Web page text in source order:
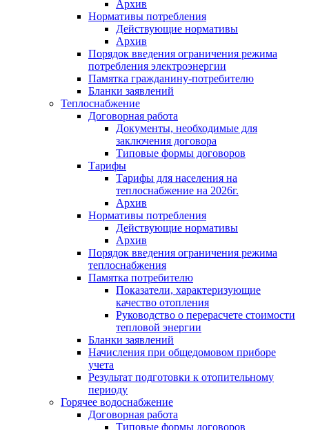
Архив
Нормативы потребления
Действующие нормативы
Архив
Порядок введения ограничения режима
потребления электроэнергии
Памятка гражданину-потребителю
Бланки заявлений
Теплоснабжение
Договорная работа
Документы, необходимые для
заключения договора
Типовые формы договоров
Тарифы
Тарифы для населения на
теплоснабжение на 2026г.
Архив
Нормативы потребления
Действующие нормативы
Архив
Порядок введения ограничения режима
теплоснабжения
Памятка потребителю
Показатели, характеризующие
качество отопления
Руководство о перерасчете стоимости
тепловой энергии
Бланки заявлений
Начисления при общедомовом приборе
учета
Результат подготовки к отопительному
периоду
Горячее водоснабжение
Договорная работа
Типовые формы договоров